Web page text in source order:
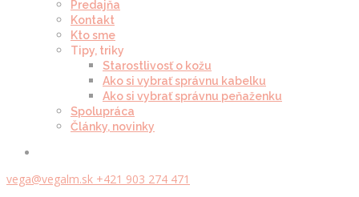
Predajňa
Kontakt
Kto sme
Tipy, triky
Starostlivosť o kožu
Ako si vybrať správnu kabelku
Ako si vybrať správnu peňaženku
Spolupráca
Články, novinky
vega@vegalm.sk +421 903 274 471